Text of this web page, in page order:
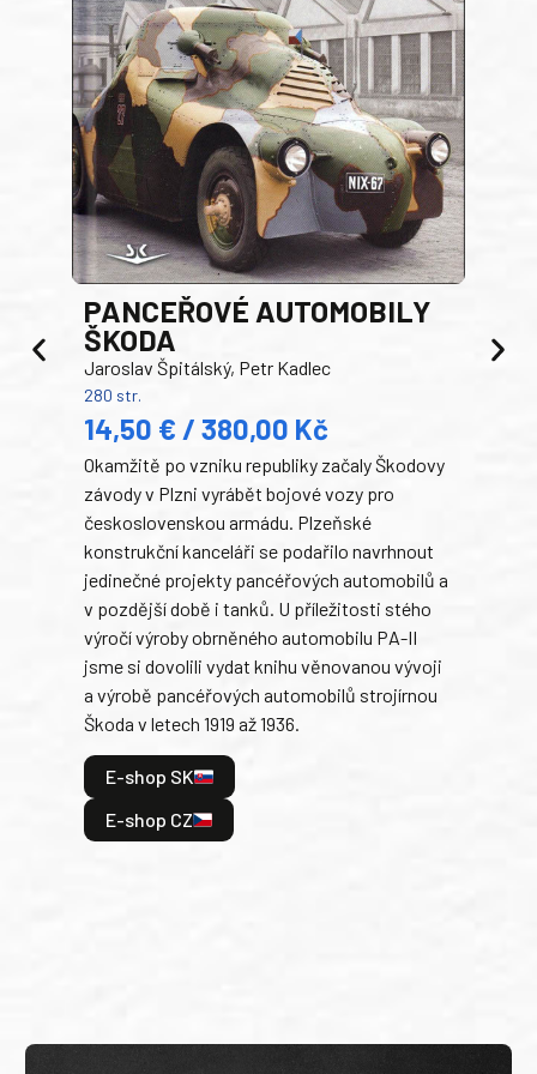
PANCEŘOVÉ AUTOMOBILY
ŠKODA
Jaroslav Špitálský, Petr Kadlec
280 str.
14,50 € / 380,00 Kč
Okamžitě po vzniku republiky začaly Škodovy
závody v Plzni vyrábět bojové vozy pro
československou armádu. Plzeňské
konstrukční kanceláři se podařilo navrhnout
jedinečné projekty pancéřových automobilů a
v pozdější době i tanků. U příležitosti stého
výročí výroby obrněného automobilu PA-II
jsme si dovolili vydat knihu věnovanou vývoji
a výrobě pancéřových automobilů strojírnou
Škoda v letech 1919 až 1936.
E-shop SK
E-shop CZ